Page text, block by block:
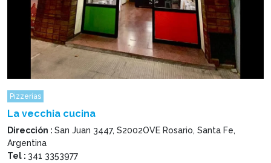
Pizzerías
La vecchia cucina
Dirección : San Juan 3447, S2002OVE Rosario, Santa Fe,
Argentina
Tel : 341 3353977